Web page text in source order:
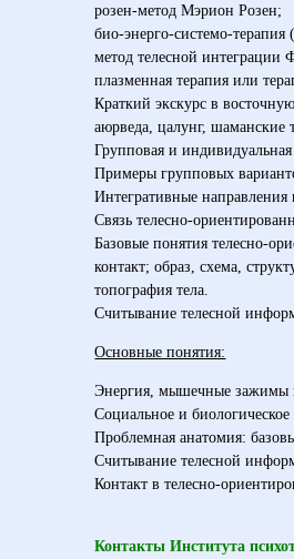
розен-метод Мэрион Розен;
био-энерго-системо-
метод телесной интеграции
плазменная терапия или
Краткий экскурс в
аюрведа, цалунг, шаманские
Групповая и
Примеры групповых
Интегративные
Связь телесно-
Базовые понятия телесно-
контакт; образ, схема,
топография тела.
Считывание телесной
Основные понятия:
Энергия, мышечные зажимы
Социальное и биологическое
Проблемная анатомия:
Считывание телесной
Контакт в телесно-
Контакты Института